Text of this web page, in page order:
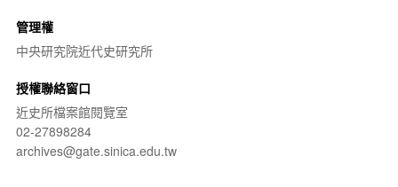
管理權
中央研究院近代史研究所
授權聯絡窗口
近史所檔案館閱覽室
02-27898284
archives@gate.sinica.edu.tw